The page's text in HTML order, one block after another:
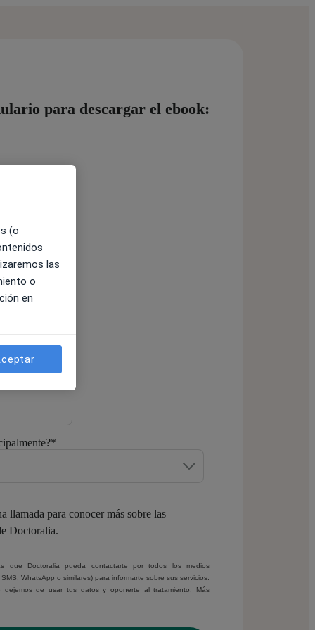
para descargar el ebook:
*
*
llamada para conocer más sobre las
Doctoralia.
que Doctoralia pueda contactarte por todos los medios
WhatsApp o similares) para informarte sobre sus servicios.
dejemos de usar tus datos y oponerte al tratamiento. Más
(o
las
o
en